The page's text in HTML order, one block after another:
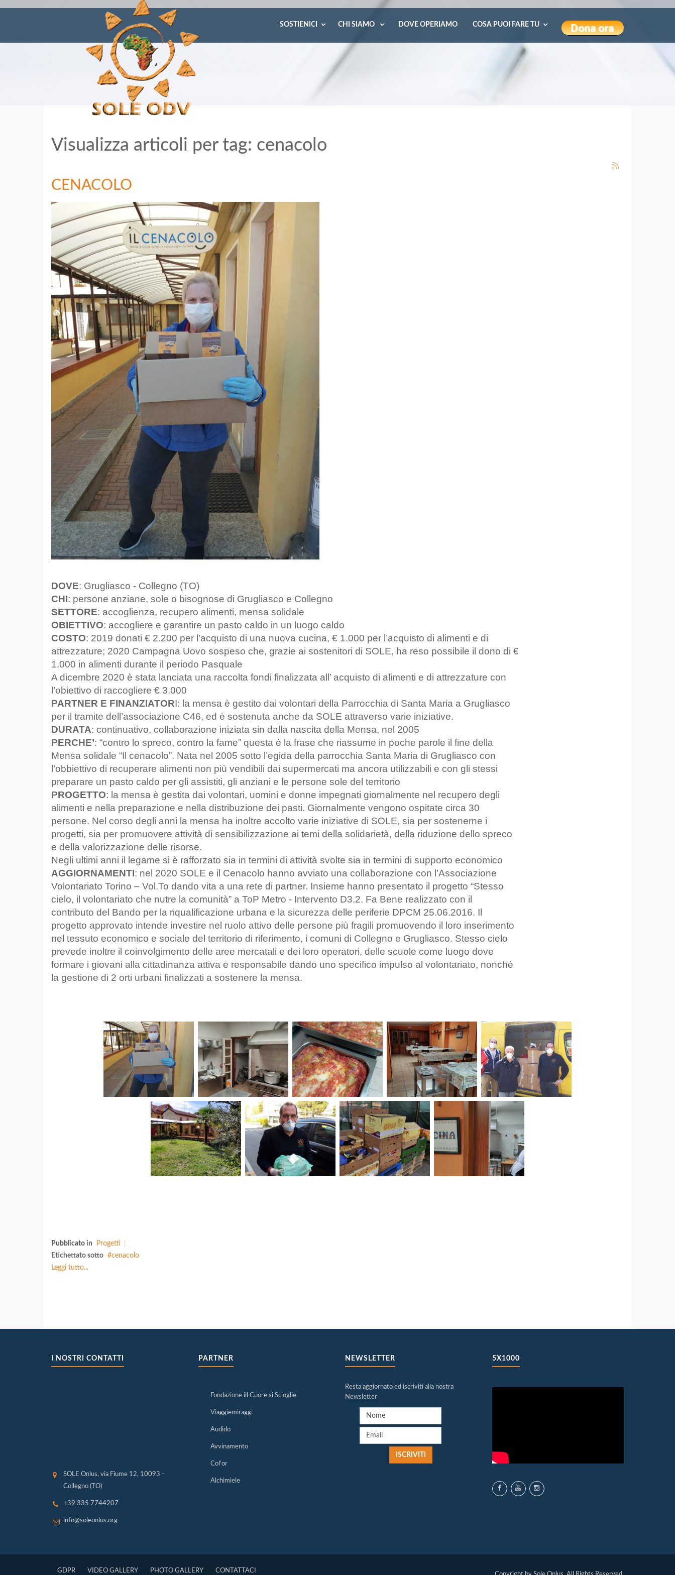
SOSTIENICI CHI SIAMO DOVE OPERIAMO COSA PUOI FARE TU
Visualizza articoli per tag: cenacolo
CENACOLO
DOVE: Grugliasco - Collegno (TO)
CHI: persone anziane, sole o bisognose di Grugliasco e Collegno
SETTORE: accoglienza, recupero alimenti, mensa solidale
OBIETTIVO: accogliere e garantire un pasto caldo in un luogo caldo
COSTO: 2019 donati € 2.200 per l’acquisto di una nuova cucina, € 1.000 per l’acquisto di alimenti e di
attrezzature; 2020 Campagna Uovo sospeso che, grazie ai sostenitori di SOLE, ha reso possibile il dono di €
1.000 in alimenti durante il periodo Pasquale
A dicembre 2020 è stata lanciata una raccolta fondi finalizzata all’ acquisto di alimenti e di attrezzature con
l’obiettivo di raccogliere € 3.000
PARTNER E FINANZIATORI: la mensa è gestito dai volontari della Parrocchia di Santa Maria a Grugliasco
per il tramite dell’associazione C46, ed è sostenuta anche da SOLE attraverso varie iniziative.
DURATA: continuativo, collaborazione iniziata sin dalla nascita della Mensa, nel 2005
PERCHE’: “contro lo spreco, contro la fame” questa è la frase che riassume in poche parole il fine della
Mensa solidale “Il cenacolo”. Nata nel 2005 sotto l’egida della parrocchia Santa Maria di Grugliasco con
l’obbiettivo di recuperare alimenti non più vendibili dai supermercati ma ancora utilizzabili e con gli stessi
preparare un pasto caldo per gli assistiti, gli anziani e le persone sole del territorio
PROGETTO: la mensa è gestita dai volontari, uomini e donne impegnati giornalmente nel recupero degli
alimenti e nella preparazione e nella distribuzione dei pasti. Giornalmente vengono ospitate circa 30
persone. Nel corso degli anni la mensa ha inoltre accolto varie iniziative di SOLE, sia per sostenerne i
progetti, sia per promuovere attività di sensibilizzazione ai temi della solidarietà, della riduzione dello spreco
e della valorizzazione delle risorse.
Negli ultimi anni il legame si è rafforzato sia in termini di attività svolte sia in termini di supporto economico
AGGIORNAMENTI: nel 2020 SOLE e il Cenacolo hanno avviato una collaborazione con l’Associazione
Volontariato Torino – Vol.To dando vita a una rete di partner. Insieme hanno presentato il progetto “Stesso
cielo, il volontariato che nutre la comunità” a ToP Metro - Intervento D3.2. Fa Bene realizzato con il
contributo del Bando per la riqualificazione urbana e la sicurezza delle periferie DPCM 25.06.2016. Il
progetto approvato intende investire nel ruolo attivo delle persone più fragili promuovendo il loro inserimento
nel tessuto economico e sociale del territorio di riferimento, i comuni di Collegno e Grugliasco. Stesso cielo
prevede inoltre il coinvolgimento delle aree mercatali e dei loro operatori, delle scuole come luogo dove
formare i giovani alla cittadinanza attiva e responsabile dando uno specifico impulso al volontariato, nonché
la gestione di 2 orti urbani finalizzati a sostenere la mensa.
Pubblicato in
Progetti
Etichettato sotto
cenacolo
Leggi tutto...
I NOSTRI CONTATTI
SOLE Onlus, via Fiume 12, 10093 -
Collegno (TO)
+39 335 7744207
info@soleonlus.org
PARTNER
Fondazione ill Cuore si Scioglie
Viaggiemiraggi
Audido
Avvinamento
Col'or
Alchimiele
NEWSLETTER
Resta aggiornato ed iscriviti alla nostra
Newsletter
5X1000
GDPR VIDEO GALLERY PHOTO GALLERY CONTATTACI